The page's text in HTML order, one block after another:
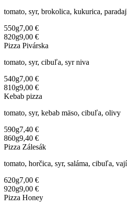
tomato, syr, brokolica, kukurica,
550g7,00 €
820g9,00 €
Pizza Pivárska
tomato, syr, cibuľa, syr niva
540g7,00 €
810g9,00 €
Kebab pizza
tomato, syr, kebab mäso, cibuľa, olivy
590g7,40 €
860g9,40 €
Pizza Zálesák
tomato, horčica, syr, saláma, cibuľa,
620g7,00 €
920g9,00 €
Pizza Honey